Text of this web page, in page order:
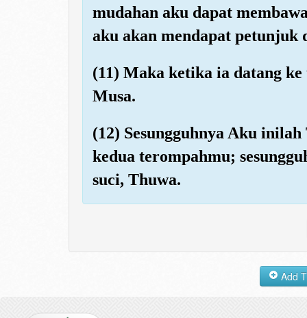
mudahan aku dapat
aku akan mendapat
(11) Maka ketika ia datang
Musa.
(12) Sesungguhnya Aku
kedua terompahmu;
suci, Thuwa.